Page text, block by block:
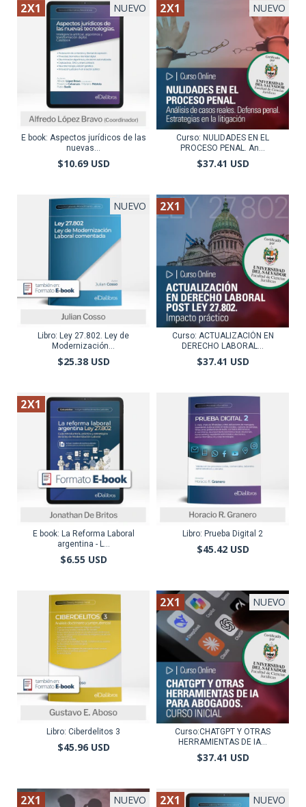
2X1 NUEVO
E book: Aspectos jurídicos de las
nuevas...
$10.69 USD
2X1 NUEVO
Curso: NULIDADES EN EL
PROCESO PENAL. An...
$37.41 USD
NUEVO
Libro: Ley 27.802. Ley de
Modernización...
$25.38 USD
2X1
Curso: ACTUALIZACIÓN EN
DERECHO LABORAL...
$37.41 USD
2X1
E book: La Reforma Laboral
argentina - L...
$6.55 USD
Libro: Prueba Digital 2
$45.42 USD
Libro: Ciberdelitos 3
$45.96 USD
2X1 NUEVO
Curso:CHATGPT Y OTRAS
HERRAMIENTAS DE IA...
$37.41 USD
2X1 NUEVO 2X1 NUEVO